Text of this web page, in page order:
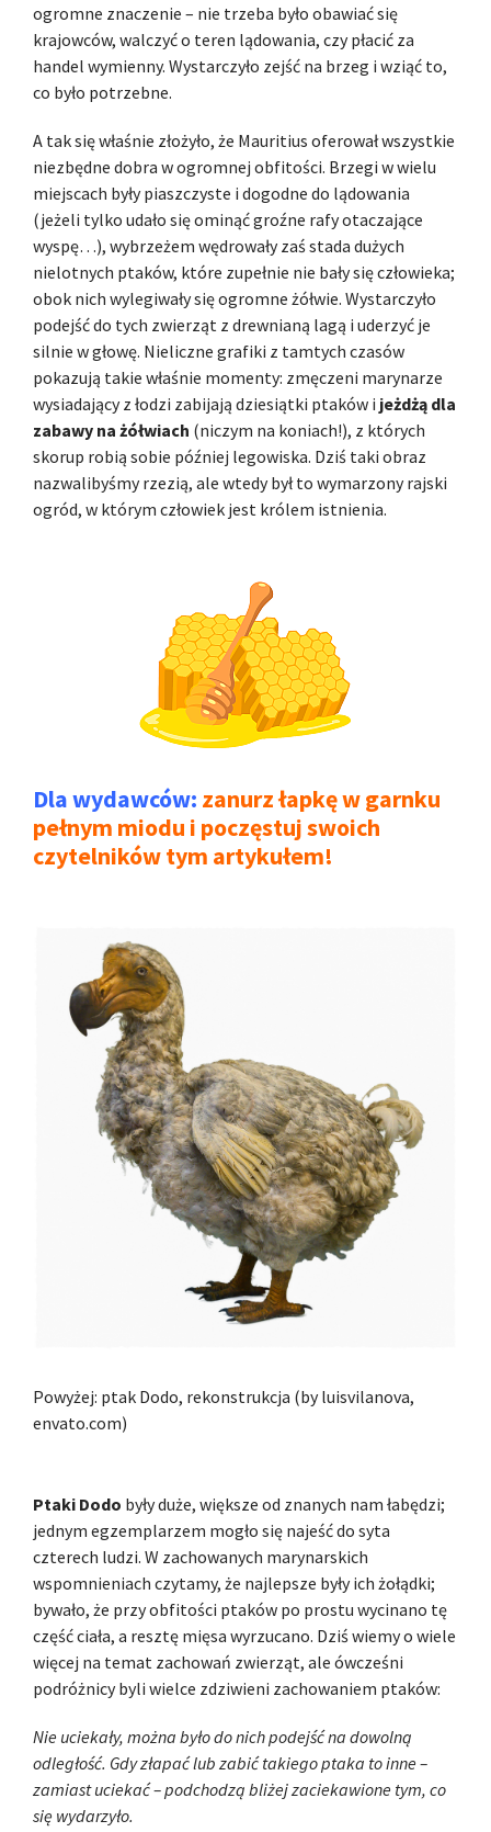
ogromne znaczenie – nie trzeba było obawiać się
krajowców, walczyć o teren lądowania, czy płacić za
handel wymienny. Wystarczyło zejść na brzeg i wziąć to,
co było potrzebne.
A tak się właśnie złożyło, że Mauritius oferował wszystkie
niezbędne dobra w ogromnej obfitości. Brzegi w wielu
miejscach były piaszczyste i dogodne do lądowania
(jeżeli tylko udało się ominąć groźne rafy otaczające
wyspę…), wybrzeżem wędrowały zaś stada dużych
nielotnych ptaków, które zupełnie nie bały się człowieka;
obok nich wylegiwały się ogromne żółwie. Wystarczyło
podejść do tych zwierząt z drewnianą lagą i uderzyć je
silnie w głowę. Nieliczne grafiki z tamtych czasów
pokazują takie właśnie momenty: zmęczeni marynarze
wysiadający z łodzi zabijają dziesiątki ptaków i jeżdżą dla
zabawy na żółwiach (niczym na koniach!), z których
skorup robią sobie później legowiska. Dziś taki obraz
nazwalibyśmy rzezią, ale wtedy był to wymarzony rajski
ogród, w którym człowiek jest królem istnienia.
Dla wydawców: zanurz łapkę w garnku
pełnym miodu i poczęstuj swoich
czytelników tym artykułem!
Powyżej: ptak Dodo, rekonstrukcja (by luisvilanova,
envato.com)
Ptaki Dodo były duże, większe od znanych nam łabędzi;
jednym egzemplarzem mogło się najeść do syta
czterech ludzi. W zachowanych marynarskich
wspomnieniach czytamy, że najlepsze były ich żołądki;
bywało, że przy obfitości ptaków po prostu wycinano tę
część ciała, a resztę mięsa wyrzucano. Dziś wiemy o wiele
więcej na temat zachowań zwierząt, ale ówcześni
podróżnicy byli wielce zdziwieni zachowaniem ptaków:
Nie uciekały, można było do nich podejść na dowolną
odległość. Gdy złapać lub zabić takiego ptaka to inne –
zamiast uciekać – podchodzą bliżej zaciekawione tym, co
się wydarzyło.